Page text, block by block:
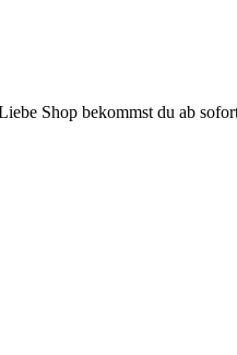
Shop bekommst du ab